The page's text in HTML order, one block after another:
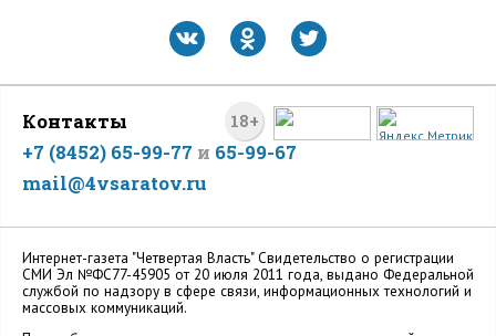
18+
Контакты
+7 (8452) 65-99-77 и 65-99-67
mail@4vsaratov.ru
Интернет-газета "Четвертая Власть" Cвидетельство о регистрации
СМИ Эл №ФС77-45905 от 20 июля 2011 года, выдано Федеральной
службой по надзору в сфере связи, информационных технологий и
массовых коммуникаций.